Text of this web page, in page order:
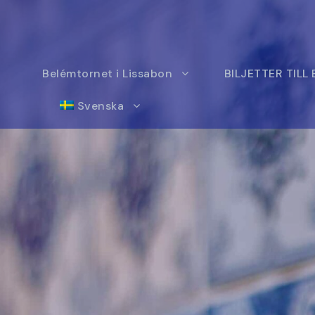
Belémtornet i Lissabon BILJETTER TILL
Svenska